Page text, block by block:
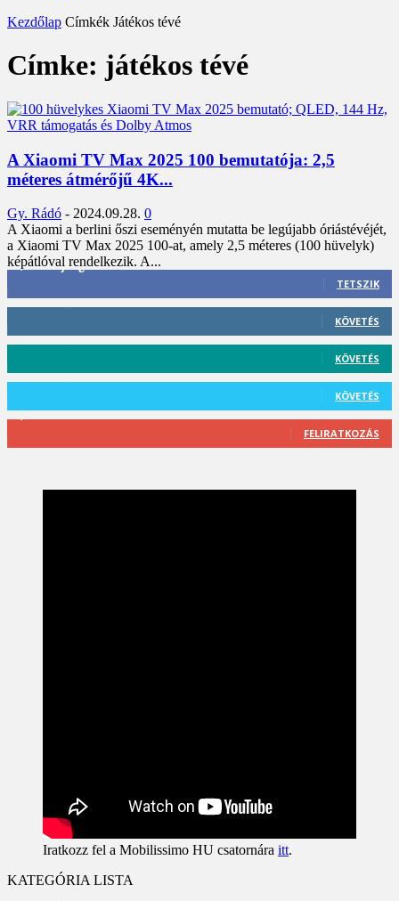
Kezdőlap Címkék Játékos tévé
Címke: játékos tévé
A Xiaomi TV Max 2025 100 bemutatója: 2,5
méteres átmérőjű 4K...
Gy. Rádó - 2024.09.28. 0
A Xiaomi a berlini őszi eseményén mutatta be legújabb óriástévéjét,
a Xiaomi TV Max 2025 100-at, amely 2,5 méteres (100 hüvelyk)
képátlóval rendelkezik. A...
3,452 Rajongók
TETSZIK
KÖVETÉS
KÖVETÉS
KÖVETÉS
FELIRATKOZÁS
Iratkozz fel a Mobilissimo HU csatornára itt.
KATEGÓRIA LISTA